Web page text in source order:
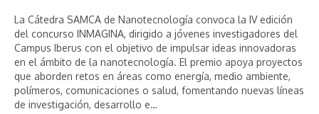
La Cátedra SAMCA de Nanotecnología convoca la IV edición
del concurso INMAGINA, dirigido a jóvenes investigadores del
Campus Iberus con el objetivo de impulsar ideas innovadoras
en el ámbito de la nanotecnología. El premio apoya proyectos
que aborden retos en áreas como energía, medio ambiente,
polímeros, comunicaciones o salud, fomentando nuevas líneas
de investigación, desarrollo e…